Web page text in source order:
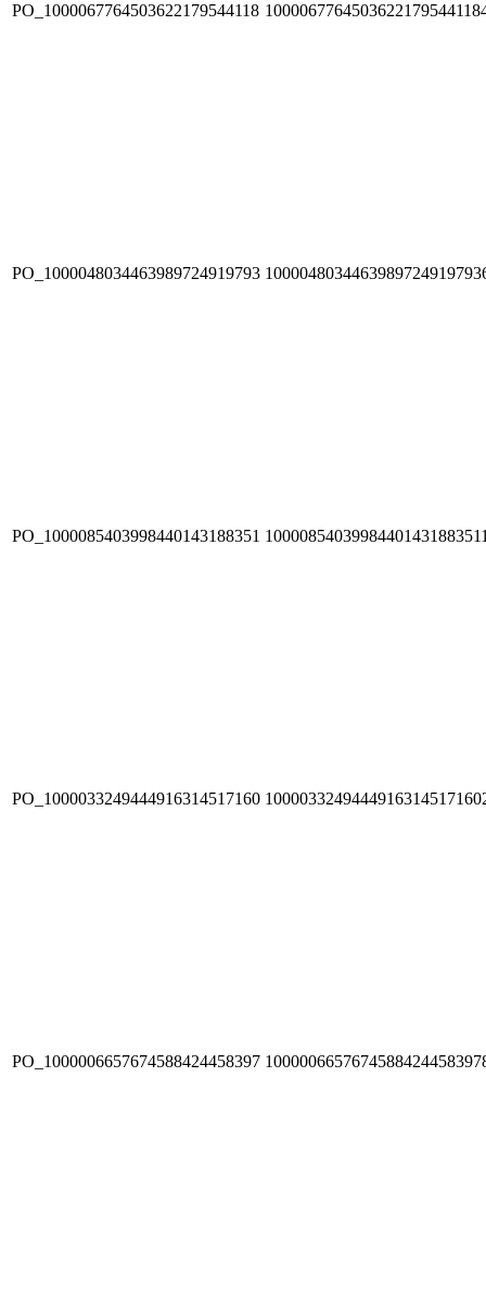
PO_1000067764503622179544118
PO_1000048034463989724919793
PO_1000085403998440143188351
PO_1000033249444916314517160
PO_1000006657674588424458397